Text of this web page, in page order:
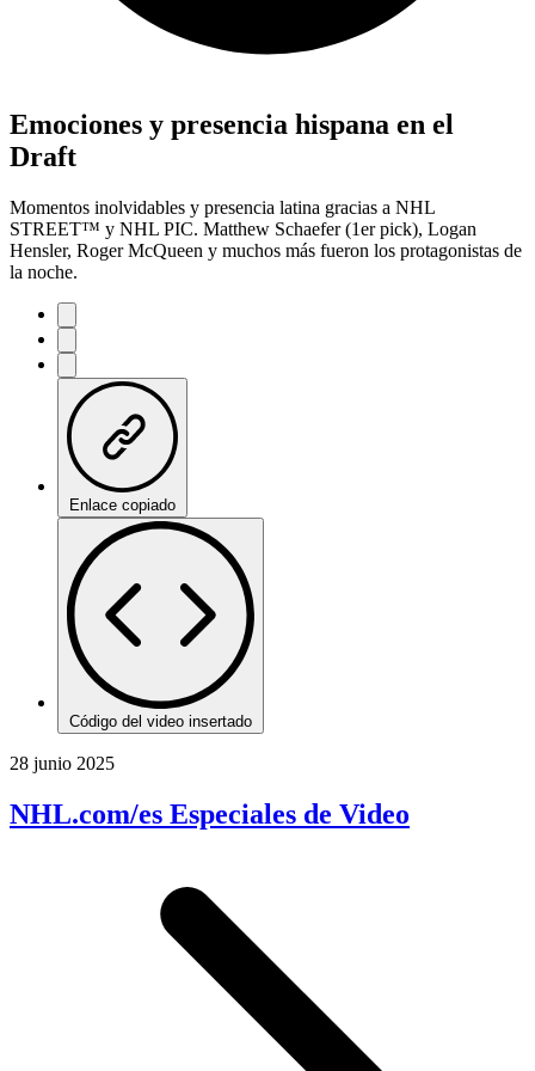
Emociones y presencia hispana en el
Draft
Momentos inolvidables y presencia latina gracias a NHL
STREET™ y NHL PIC. Matthew Schaefer (1er pick), Logan
Hensler, Roger McQueen y muchos más fueron los protagonistas de
la noche.
Enlace copiado
Código del video insertado
28 junio 2025
NHL.com/es Especiales de Video